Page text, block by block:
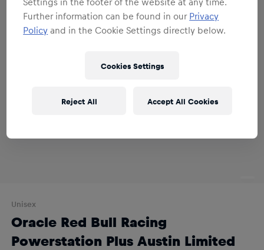
Unisex
Oracle Red Bull Racing
Powerstation Plus Austin Limited
Further information can be found in our Privacy
Policy and in the Cookie Settings directly below.
Cookies Settings
Reject All Accept All Cookies